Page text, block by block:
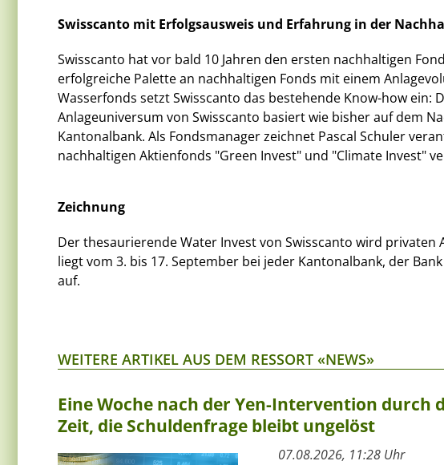
Swisscanto mit Erfolgsausweis und Erfahrung in der
Swisscanto hat vor bald 10 Jahren den ersten nachhaltigen
erfolgreiche Palette an nachhaltigen Fonds mit einem
Wasserfonds setzt Swisscanto das bestehende Know-how ein:
Anlageuniversum von Swisscanto basiert wie bisher auf dem
Kantonalbank. Als Fondsmanager zeichnet Pascal Schuler
nachhaltigen Aktienfonds "Green Invest" und "Climate Invest"
Zeichnung
Der thesaurierende Water Invest von Swisscanto wird privaten
liegt vom 3. bis 17. September bei jeder Kantonalbank, der
auf.
WEITERE ARTIKEL AUS DEM RESSORT «NEWS»
Eine Woche nach der Yen-Intervention durch
Zeit, die Schuldenfrage bleibt ungelöst
07.08.2026, 11:28 Uhr